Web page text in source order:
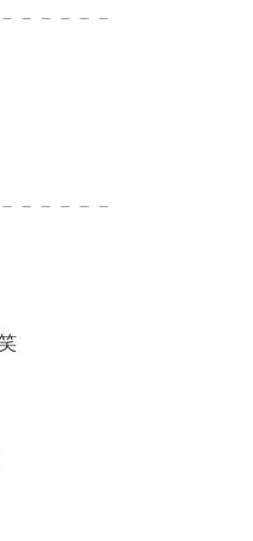
－－－－－
－－－－－